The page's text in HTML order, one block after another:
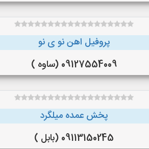
پروفیل اهن نو ی نو
09127554009 (ساوه )
پخش عمده میلگرد
09113150245 (بابل )